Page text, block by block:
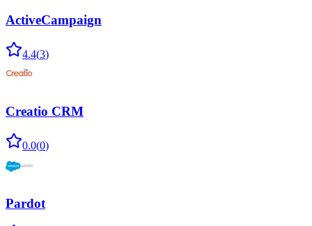
ActiveCampaign
4.4(3)
Creatio CRM
0.0(0)
Pardot